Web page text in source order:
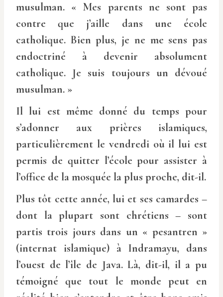
musulman. « Mes parents ne sont pas
contre que j’aille dans une école
catholique. Bien plus, je ne me sens pas
endoctriné à devenir absolument
catholique. Je suis toujours un dévoué
musulman. »
Il lui est même donné du temps pour
s’adonner aux prières islamiques,
particulièrement le vendredi où il lui est
permis de quitter l’école pour assister à
l’office de la mosquée la plus proche, dit-il.
Plus tôt cette année, lui et ses camardes –
dont la plupart sont chrétiens – sont
partis trois jours dans un « pesantren »
(internat islamique) à Indramayu, dans
l’ouest de l’île de Java. Là, dit-il, il a pu
témoigné que tout le monde peut en